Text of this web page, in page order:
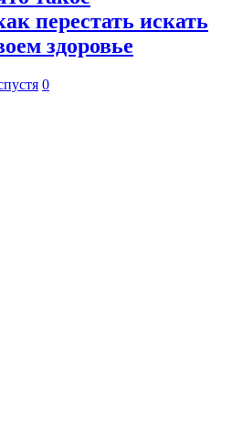
перестать искать
здоровье
0